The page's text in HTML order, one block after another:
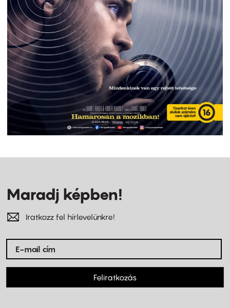
Maradj képben!
Iratkozz fel hírlevelünkre!
Feliratkozás